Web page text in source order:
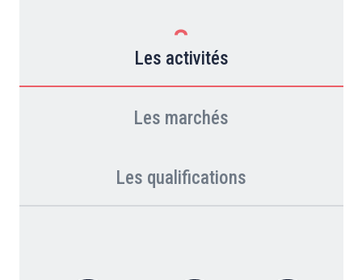
Les activités
Les marchés
Les qualifications